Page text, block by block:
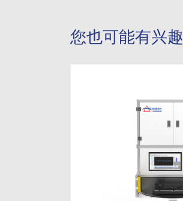
您也可能有兴趣